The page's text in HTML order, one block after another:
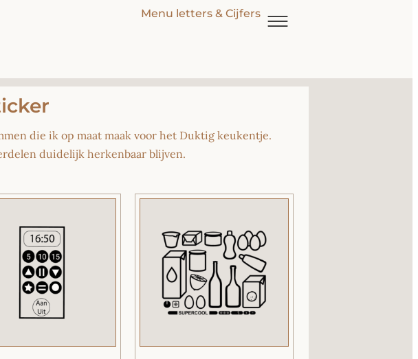
Menu letters & Cijfers
die ik op maat maak voor het Duktig keukentje.
duidelijk herkenbaar blijven.